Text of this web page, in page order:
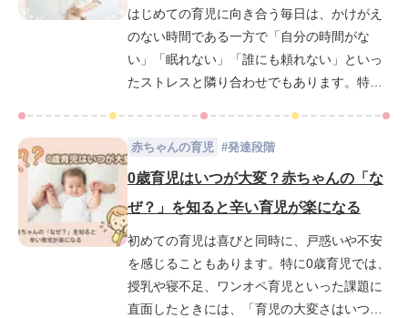
ゃんの睡眠にどんな影響を与えるのかを丁寧
に解説し、具体的な対処法や生活リズムの整
え方についても紹介しています。今すぐ実践
できるヒントが詰まっているのでぜひ最後ま
はじめての育児に向き合う毎日は、かけがえ
のない時間である一方で「自分の時間がな
い」「眠れない」「誰にも頼れない」といっ
たストレスと隣り合わせでもあります。特に0
とが続くと、自己嫌悪や孤独感を感じてしま
うこともあるかもしれません。そんなときに
大切なのは“がんばりすぎないこと”。完璧を
目指さなくても、心が軽くなる習慣を少しず
つ取り入れることで育児の毎日にゆとりと笑
顔が戻ってきます。この記事では、0歳の育児
ストレスの原因やその背景、ストレスと上手
に付き合う考え方、そして今日からできる6つ
赤ちゃんの育児 #発達段階
0歳育児はいつが大変？赤ちゃんの「な
ぜ？」を知ると辛い育児が楽になる
初めての育児は喜びと同時に、戸惑いや不安
を感じることもあります。特に0歳育児では、
授乳や寝不足、ワンオペ育児といった課題に
直面したときには、「育児の大変さはいつま